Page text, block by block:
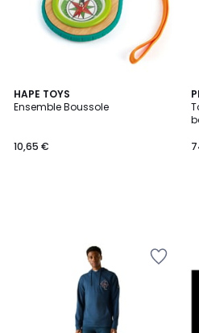
HAPE TOYS
Ensemble Boussole
10,65 €